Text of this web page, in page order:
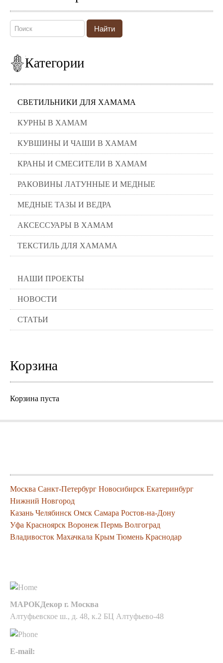
Найти
Категории
СВЕТИЛЬНИКИ ДЛЯ ХАМАМА
КУРНЫ В ХАМАМ
КУВШИНЫ И ЧАШИ В ХАМАМ
КРАНЫ И СМЕСИТЕЛИ В ХАМАМ
РАКОВИНЫ ЛАТУННЫЕ И МЕДНЫЕ
МЕДНЫЕ ТАЗЫ И ВЕДРА
АКСЕССУАРЫ В ХАМАМ
ТЕКСТИЛЬ ДЛЯ ХАМАМА
НАШИ ПРОЕКТЫ
НОВОСТИ
СТАТЬИ
Корзина
Корзина пуста
Москва Санкт-Петербург Новосибирск Екатеринбург
Нижний Новгород
Казань Челябинск Омск Самара Ростов-на-Дону
Уфа Красноярск Воронеж Пермь Волгоград
Владивосток Махачкала Крым Тюмень Краснодар
МАРОКДекор г. Москва
Алтуфьевское ш., д. 48, к.2 БЦ Алтуфьево-48
E-mail: